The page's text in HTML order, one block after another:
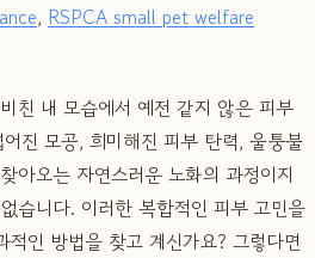
, RSPCA small pet welfare
친 내 모습에서 예전 같지 않은 피부
진 모공, 희미해진 피부 탄력, 울퉁불
아오는 자연스러운 노화의 과정이지
습니다. 이러한 복합적인 피부 고민을
인 방법을 찾고 계신가요? 그렇다면